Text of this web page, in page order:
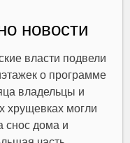
новости
власти подвели
о программе
владельцы и
хрущевках могли
снос дома и